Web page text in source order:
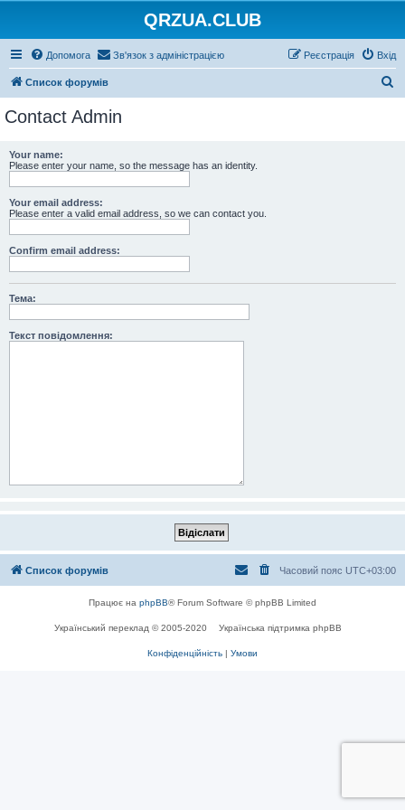
QRZUA.CLUB
Допомога Зв'язок з адміністрацією Вхід
Реєстрація
Список форумів
Contact Admin
Your name:
Please enter your name, so the message has an identity.
Your email address:
Please enter a valid email address, so we can contact you.
Confirm email address:
Тема:
Текст повідомлення:
Список форумів Часовий пояс UTC+03:00
Працює на phpBB® Forum Software © phpBB Limited
Український переклад © 2005-2020 Українська підтримка phpBB
Конфіденційність | Умови